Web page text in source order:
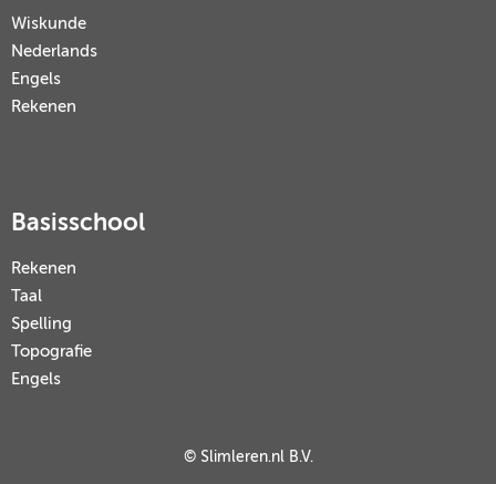
Wiskunde
Nederlands
Engels
Rekenen
Basisschool
Rekenen
Taal
Spelling
Topografie
Engels
© Slimleren.nl B.V.